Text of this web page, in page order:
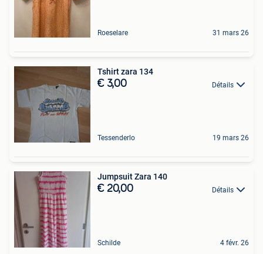
Roeselare 31 mars 26
Tshirt zara 134
€ 3,00 Détails
Tessenderlo 19 mars 26
Jumpsuit Zara 140
€ 20,00 Détails
Schilde 4 févr. 26